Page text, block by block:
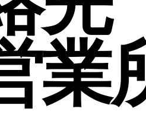
業